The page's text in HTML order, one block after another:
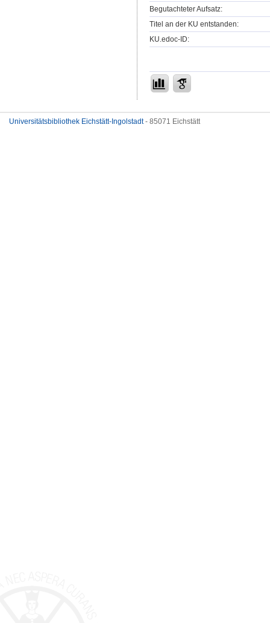
Begutachteter Aufsatz:
Titel an der KU entstanden:
KU.edoc-ID:
Universitätsbibliothek Eichstätt-Ingolstadt- 85071 Eichstätt